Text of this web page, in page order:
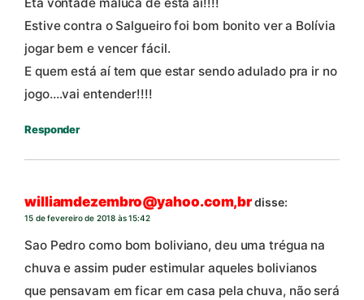
Estive contra o Salgueiro foi bom bonito ver a Bolívia
jogar bem e vencer fácil.
E quem está aí tem que estar sendo adulado pra ir no
jogo….vai entender!!!!
Responder
williamdezembro@yahoo.com,brdisse:
15 de fevereiro de 2018 às 15:42
Sao Pedro como bom boliviano, deu uma trégua na
chuva e assim puder estimular aqueles bolivianos
que pensavam em ficar em casa pela chuva, não será